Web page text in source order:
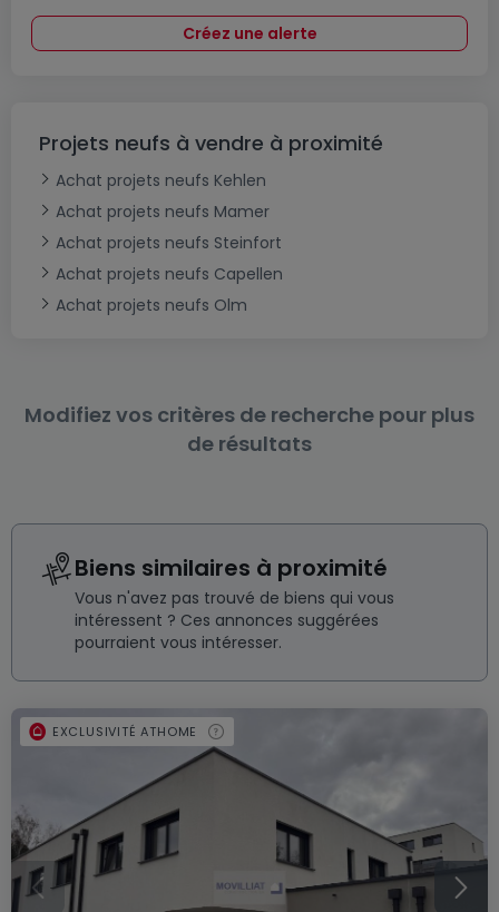
Créez une alerte
Projets neufs à vendre à proximité
Achat projets neufs Kehlen
Achat projets neufs Mamer
Achat projets neufs Steinfort
Achat projets neufs Capellen
Achat projets neufs Olm
Modifiez vos critères de recherche pour plus
de résultats
Biens similaires à proximité
Vous n'avez pas trouvé de biens qui vous
intéressent ? Ces annonces suggérées
pourraient vous intéresser.
EXCLUSIVITÉ ATHOME